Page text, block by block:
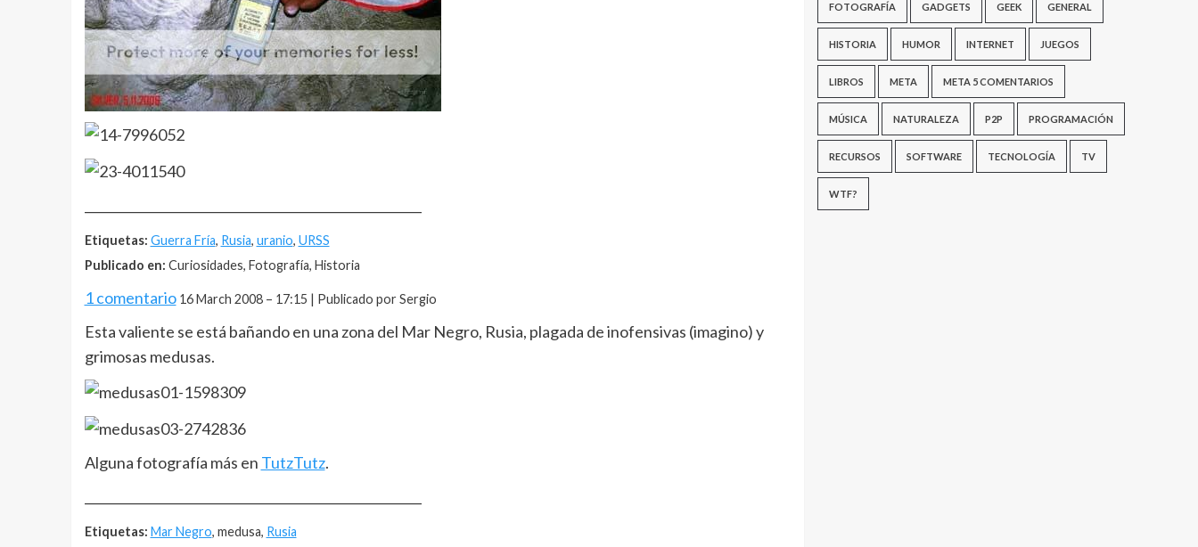
Etiquetas: Guerra Fría, Rusia, uranio, URSS
Publicado en: Curiosidades, Fotografía, Historia
1 comentario 16 March 2008 – 17:15 | Publicado por Sergio
Esta valiente se está bañando en una zona del Mar Negro, Rusia, plagada de inofensivas (imagino) y
grimosas medusas.
Alguna fotografía más en TutzTutz.
Etiquetas: Mar Negro, medusa, Rusia
FOTOGRAFÍA GADGETS GEEK GENERAL
HISTORIA HUMOR INTERNET JUEGOS
LIBROS META META 5 COMENTARIOS
MÚSICA NATURALEZA P2P PROGRAMACIÓN
RECURSOS SOFTWARE TECNOLOGÍA TV
WTF?